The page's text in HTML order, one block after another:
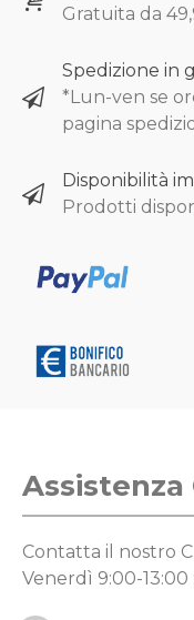
Gratuita da
Spedizione in
*Lun-ven se
pagina
Disponibilità
Prodotti
Assistenza
Contatta il nostro
Venerdì 9:00-13:00